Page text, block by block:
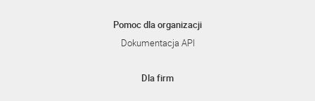
Pomoc dla organizacji
Dokumentacja API
Dla firm